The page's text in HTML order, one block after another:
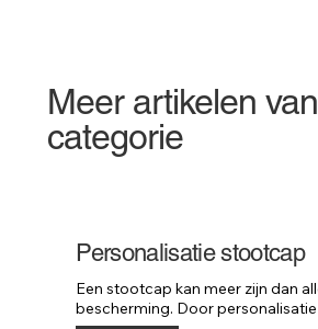
Personalisatie stootcap
Een stootcap kan meer zijn dan
bescherming. Door
Meer artikelen
categorie